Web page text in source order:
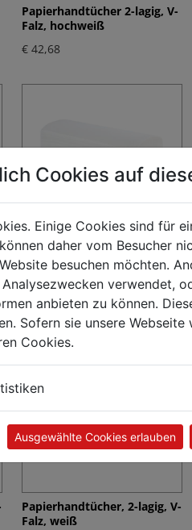
Papierhandtücher 2-lagig, V-
Falz, hochweiß
€ 42,68
Papierhandtücher 2-lagig, Z-
Falz, hochweiß
€ 46,45
Papierhandtücher, 2-lagig, V-
Falz, weiß
Cookies auf
Einige Cookies sind für
daher vom Besucher
besuchen möchten.
verwendet,
anbieten zu können.
Sofern sie unsere
Cookies.
Ausgewählte Cookies erlauben